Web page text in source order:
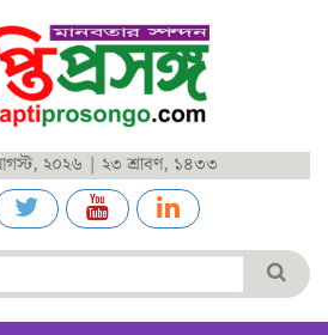
২০২৬ | ২৩ শ্রাবণ, ১৪৩৩